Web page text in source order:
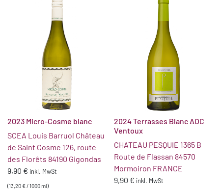
2023 Micro-Cosme blanc
SCEA Louis Barruol Château
de Saint Cosme 126, route
des Florêts 84190 Gigondas
9,90 € inkl. MwSt
(13,20€/1000ml)
2024 Terrasses Blanc AOC
Ventoux
CHATEAU PESQUIE 1365 B
Route de Flassan 84570
Mormoiron FRANCE
9,90 € inkl. MwSt